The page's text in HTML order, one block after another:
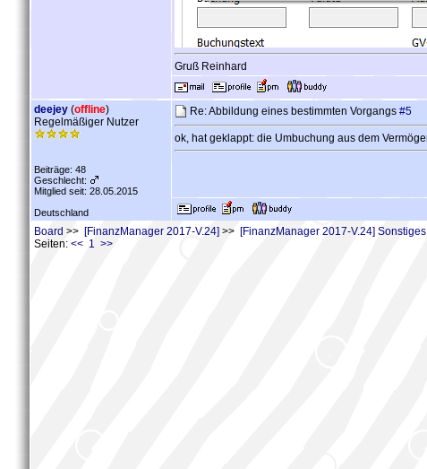
Gruß Reinhard
deejey (offline)
Regelmäßiger Nutzer
Beiträge: 48
Geschlecht:
Mitglied seit: 28.05.2015
Deutschland
Re: Abbildung eines bestimmten Vorgangs #5
ok, hat geklappt: die Umbuchung aus dem
Board >> [FinanzManager 2017-V.24] >> [FinanzManager 2017-V.24] Sonstiges
Seiten: << 1 >>